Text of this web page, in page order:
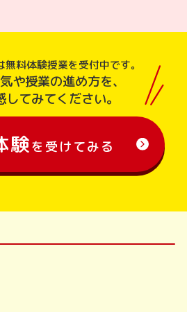
料体験授業を受付中です。
や授業の進め方を、
てみてください。
験を受けてみる